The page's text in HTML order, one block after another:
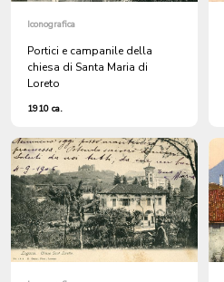
Iconografica
Portici e campanile della
chiesa di Santa Maria di
Loreto
1910 ca.